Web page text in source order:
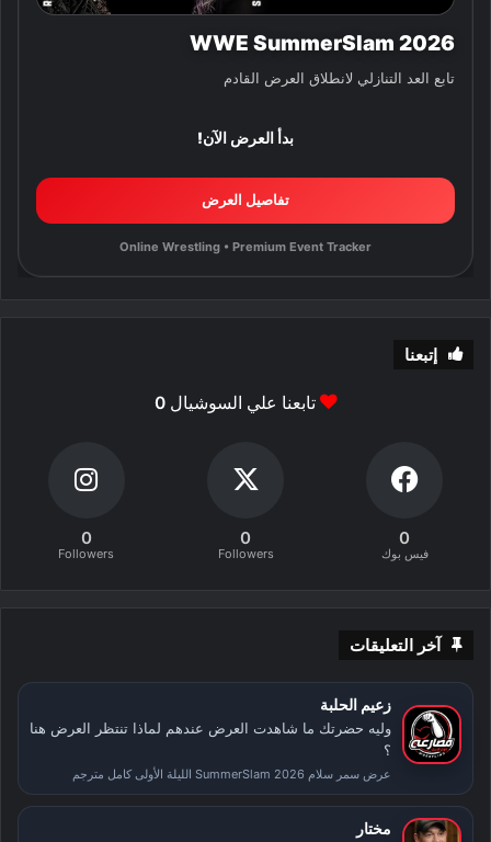
WWE SummerSlam 2026
تابع العد التنازلي لانطلاق العرض القادم
بدأ العرض الآن!
تفاصيل العرض
Online Wrestling • Premium Event Tracker
إتبعنا
تابعنا علي السوشيال0
0
فيس بوك
0
Followers
0
Followers
آخر التعليقات
زعيم الحلبة
وليه حضرتك ما شاهدت العرض عندهم لماذا تنتظر العرض هنا
؟
عرض سمر سلام SummerSlam 2026 الليلة الأولى كامل مترجم
مختار